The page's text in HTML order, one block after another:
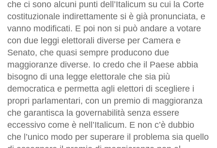
che ci sono alcuni punti dell’Italicum su cui la Corte
costituzionale indirettamente si è già pronunciata, e
vanno modificati. E poi non si può andare a votare
con due leggi elettorali diverse per Camera e
Senato, che quasi sempre producono due
maggioranze diverse. Io credo che il Paese abbia
bisogno di una legge elettorale che sia più
democratica e permetta agli elettori di scegliere i
propri parlamentari, con un premio di maggioranza
che garantisca la governabilità senza essere
eccessivo come è nell’Italicum. E non c’è dubbio
che l’unico modo per superare il problema sia quello